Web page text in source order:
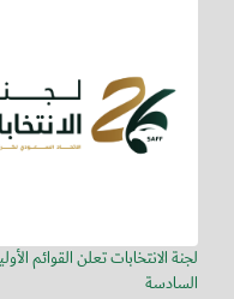
لجنة الانتخابات تعلن القوائم
السادسة